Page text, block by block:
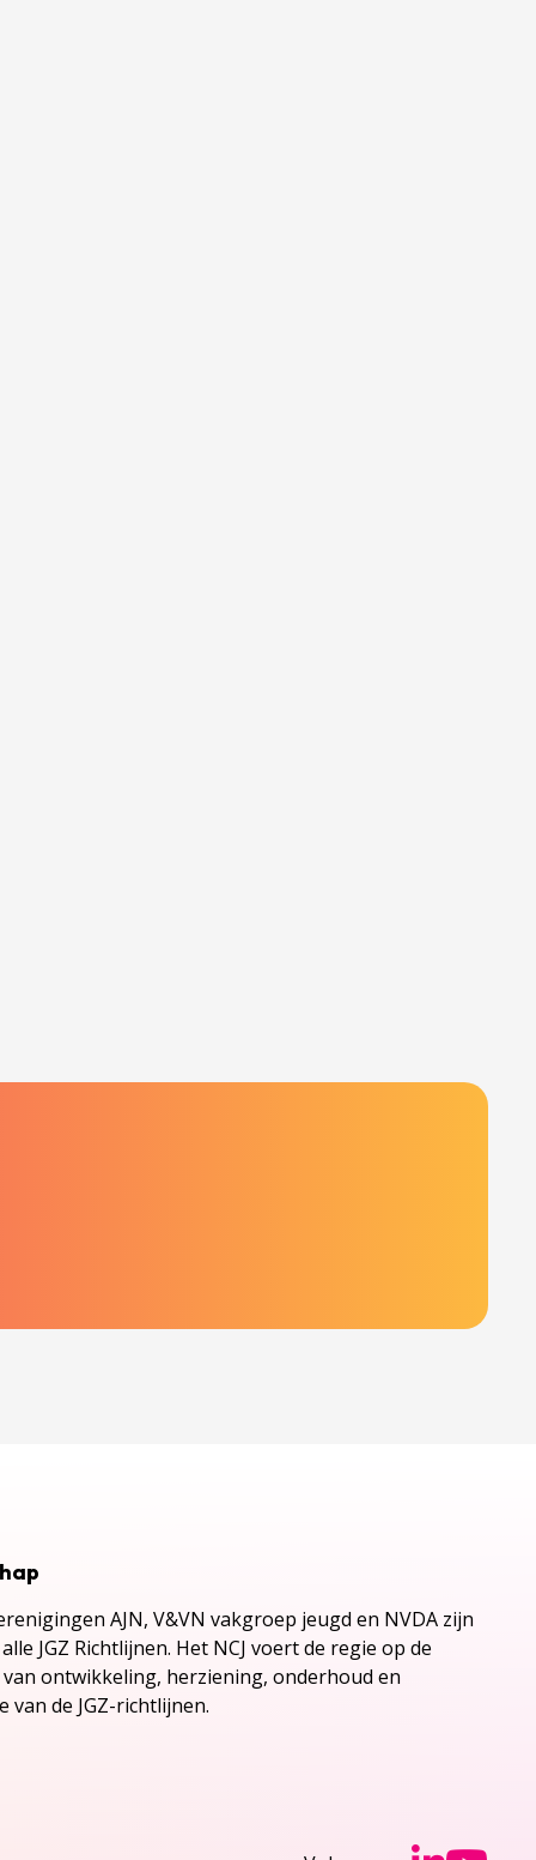
AJN, V&VN vakgroep jeugd en NVDA zijn
JGZ Richtlijnen. Het NCJ voert de regie op de
van ontwikkeling, herziening, onderhoud en
van de JGZ-richtlijnen.